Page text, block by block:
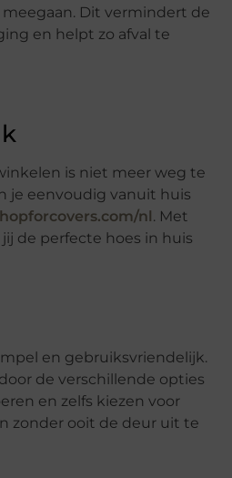
Dit vermindert de
en helpt zo afval te
is niet meer weg te
je eenvoudig vanuit huis
nl . Met
de perfecte hoes in huis
en gebruiksvriendelijk.
de verschillende opties
en zelfs kiezen voor
zonder ooit de deur uit te